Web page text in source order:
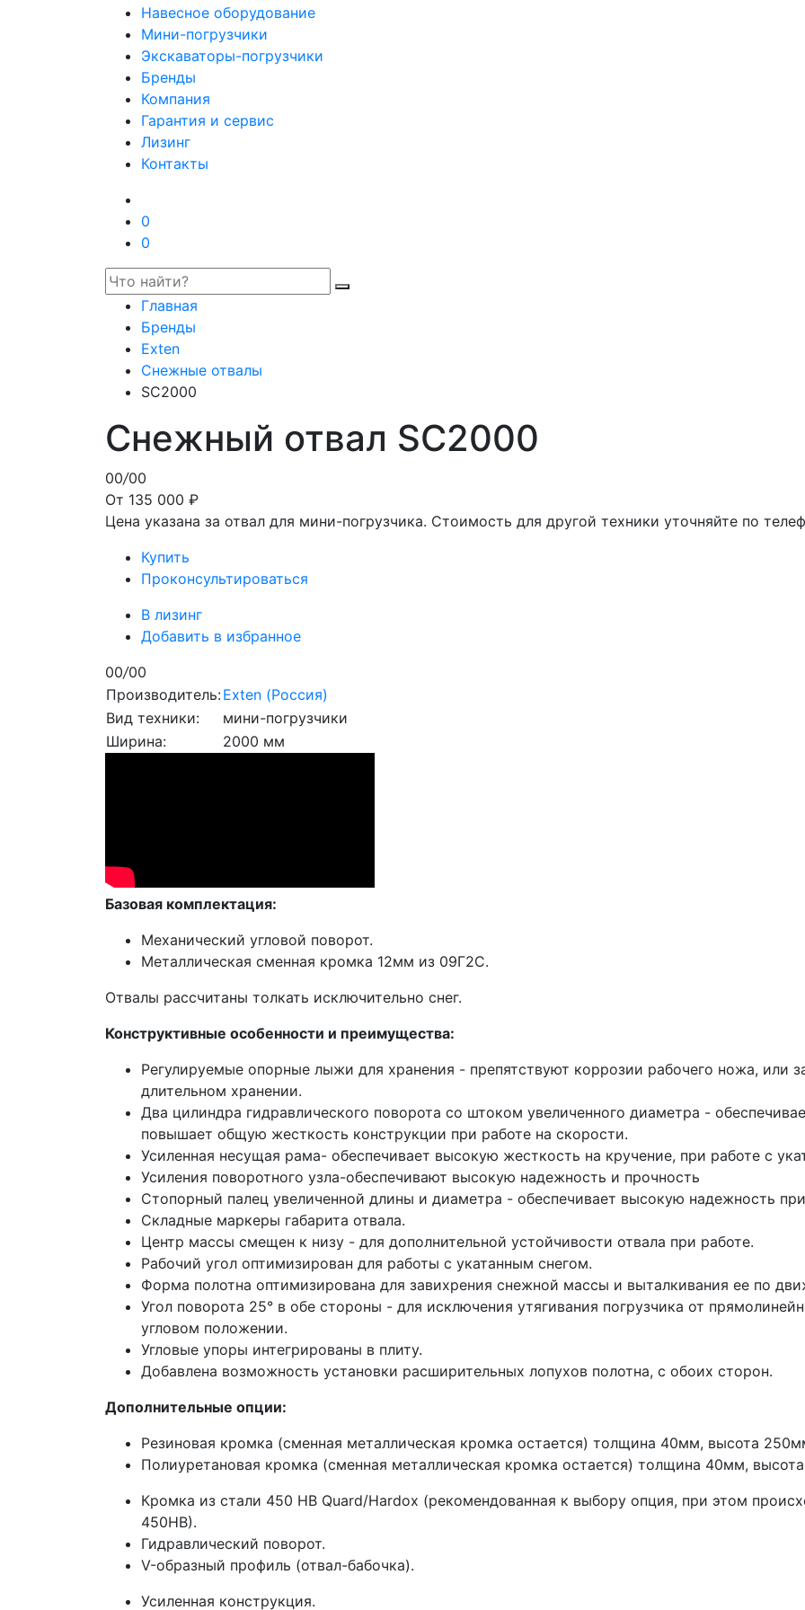
Навесное оборудование
Мини-погрузчики
Экскаваторы-погрузчики
Бренды
Компания
Гарантия и сервис
Лизинг
Контакты
0
0
Главная
Бренды
Exten
Снежные отвалы
SC2000
Снежный отвал SC2000
00/00
От 135 000 ₽
Цена указана за отвал для мини-погрузчика. Стоимость для другой техники уточняйте по
Купить
Проконсультироваться
В лизинг
Добавить в избранное
00/00
Производитель:Exten (Россия)
Вид техники:
мини-погрузчики
Ширина:
2000 мм
Базовая комплектация:
Механический угловой поворот.
Металлическая сменная кромка 12мм из 09Г2С.
Отвалы рассчитаны толкать исключительно снег.
Конструктивные особенности и преимущества:
Регулируемые опорные лыжи для хранения - препятствуют коррозии рабочего ножа, или
длительном хранении.
Два цилиндра гидравлического поворота со штоком увеличенного диаметра -
повышает общую жесткость конструкции при работе на скорости.
Усиленная несущая рама- обеспечивает высокую жесткость на кручение, при работе с
Усиления поворотного узла-обеспечивают высокую надежность и прочность
Стопорный палец увеличенной длины и диаметра - обеспечивает высокую надежность
Складные маркеры габарита отвала.
Центр массы смещен к низу - для дополнительной устойчивости отвала при работе.
Рабочий угол оптимизирован для работы с укатанным снегом.
Форма полотна оптимизирована для завихрения снежной массы и выталкивания ее по
Угол поворота 25° в обе стороны - для исключения утягивания погрузчика от
угловом положении.
Угловые упоры интегрированы в плиту.
Добавлена возможность установки расширительных лопухов полотна, с обоих сторон.
Дополнительные опции:
Резиновая кромка (сменная металлическая кромка остается) толщина 40мм, высота
Полиуретановая кромка (сменная металлическая кромка остается) толщина 40мм,
Кромка из стали 450 HB Quard/Hardox (рекомендованная к выбору опция, при этом
450HB).
Гидравлический поворот.
V-образный профиль (отвал-бабочка).
Усиленная конструкция.